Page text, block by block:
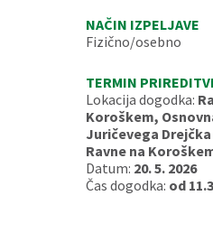
NAČIN IZPELJAVE
Fizično/osebno
TERMIN
Lokacija dogodka:
Koroškem,
Juričevega Drejčka
Ravne na
Datum: 20. 5. 2026
Čas dogodka: od